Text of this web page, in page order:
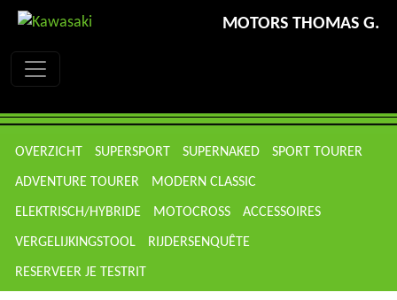
MOTORS THOMAS G.
OVERZICHT SUPERSPORT SUPERNAKED SPORT TOURER
ADVENTURE TOURER MODERN CLASSIC
ELEKTRISCH/HYBRIDE MOTOCROSS ACCESSOIRES
VERGELIJKINGSTOOL RIJDERSENQUÊTE
RESERVEER JE TESTRIT